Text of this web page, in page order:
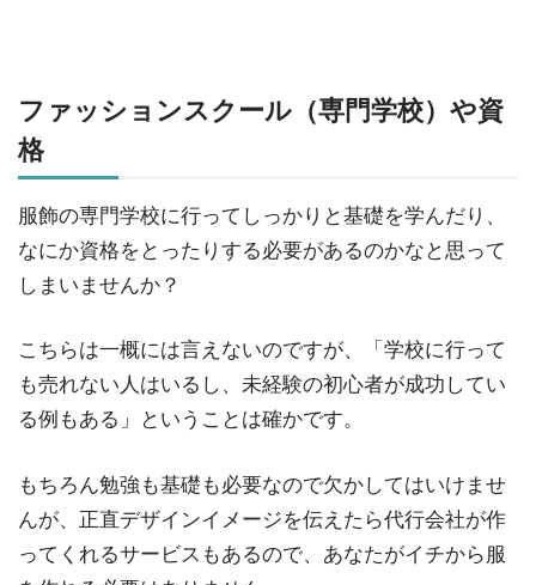
ファッションスクール（専門学校）や資
格
服飾の専門学校に行ってしっかりと基礎を学んだり、
なにか資格をとったりする必要があるのかなと思って
しまいませんか？
こちらは一概には言えないのですが、「学校に行って
も売れない人はいるし、未経験の初心者が成功してい
る例もある」ということは確かです。
もちろん勉強も基礎も必要なので欠かしてはいけませ
んが、正直デザインイメージを伝えたら代行会社が作
ってくれるサービスもあるので、あなたがイチから服